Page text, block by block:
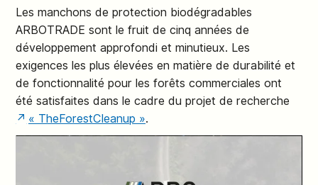
Les manchons de protection biodégradables
ARBOTRADE sont le fruit de cinq années de
développement approfondi et minutieux. Les
exigences les plus élevées en matière de durabilité et
de fonctionnalité pour les forêts commerciales ont
été satisfaites dans le cadre du projet de recherche
« TheForestCleanup ».